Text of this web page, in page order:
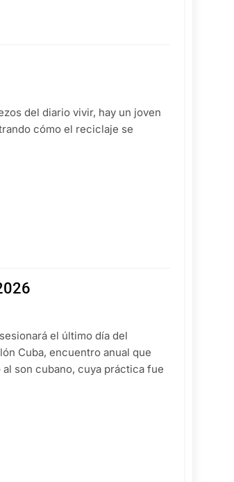
del diario vivir, hay un joven
cómo el reciclaje se
el último día del
Cuba, encuentro anual que
son cubano, cuya práctica fue